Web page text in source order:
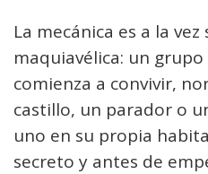
La mecánica es a la vez
maquiavélica: un
comienza a convivir,
castillo, un parador o
uno en su propia
secreto y antes de